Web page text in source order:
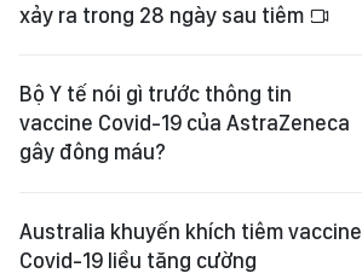
xảy ra trong 28 ngày sau tiêm
Bộ Y tế nói gì trước thông tin
vaccine Covid-19 của AstraZeneca
gây đông máu?
Australia khuyến khích tiêm vaccine
Covid-19 liều tăng cường